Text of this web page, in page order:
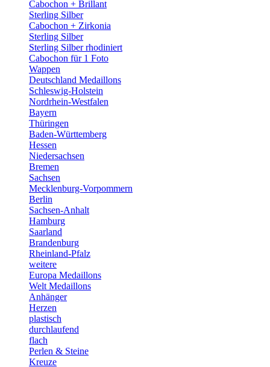
Cabochon + Brillant
Sterling Silber
Cabochon + Zirkonia
Sterling Silber
Sterling Silber rhodiniert
Cabochon für 1 Foto
Wappen
Deutschland Medaillons
Schleswig-Holstein
Nordrhein-Westfalen
Bayern
Thüringen
Baden-Württemberg
Hessen
Niedersachsen
Bremen
Sachsen
Mecklenburg-Vorpommern
Berlin
Sachsen-Anhalt
Hamburg
Saarland
Brandenburg
Rheinland-Pfalz
weitere
Europa Medaillons
Welt Medaillons
Anhänger
Herzen
plastisch
durchlaufend
flach
Perlen & Steine
Kreuze